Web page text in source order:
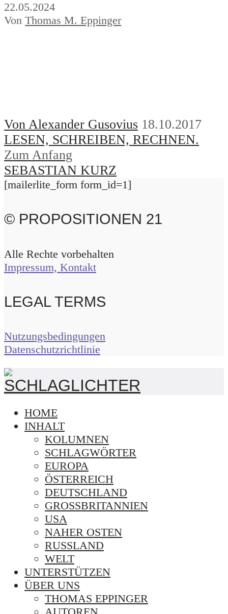
22.05.2024
Von Thomas M. Eppinger
Von Alexander Gusovius 18.10.2017
LESEN, SCHREIBEN, RECHNEN.
Zum Anfang
SEBASTIAN KURZ
[mailerlite_form form_id=1]
© PROPOSITIONEN 21
Alle Rechte vorbehalten
Impressum, Kontakt
LEGAL TERMS
Nutzungsbedingungen
Datenschutzrichtlinie
HOME
INHALT
KOLUMNEN
SCHLAGWÖRTER
EUROPA
ÖSTERREICH
DEUTSCHLAND
GROSSBRITANNIEN
USA
NAHER OSTEN
RUSSLAND
WELT
UNTERSTÜTZEN
ÜBER UNS
THOMAS EPPINGER